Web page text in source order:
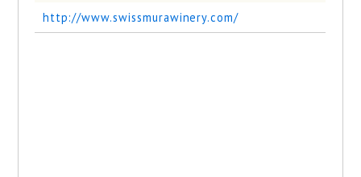
http://www.swissmurawinery.com/